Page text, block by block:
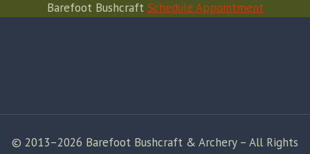
Barefoot Bushcraft Schedule Appointment
© 2013–2026 Barefoot Bushcraft & Archery – All Rights